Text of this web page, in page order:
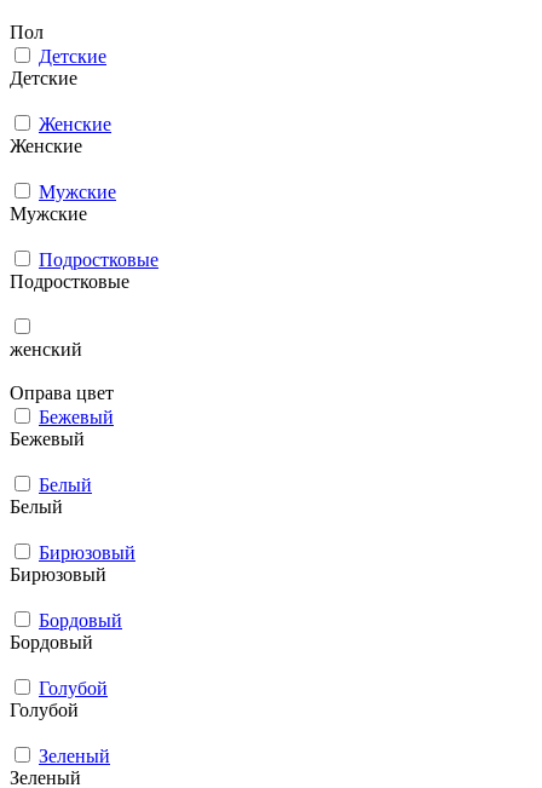
Пол
Детские
Детские
Женские
Женские
Мужcкие
Мужcкие
Подростковые
Подростковые
женский
Оправа цвет
Бежевый
Бежевый
Белый
Белый
Бирюзовый
Бирюзовый
Бордовый
Бордовый
Голубой
Голубой
Зеленый
Зеленый